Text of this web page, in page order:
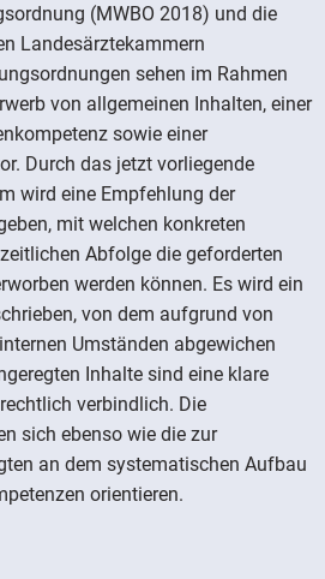
(MWBO 2018) und die
Landesärztekammern
sehen im Rahmen
von allgemeinen Inhalten, einer
sowie einer
Durch das jetzt vorliegende
wird eine Empfehlung der
mit welchen konkreten
Abfolge die geforderten
werden können. Es wird ein
von dem aufgrund von
Umständen abgewichen
Inhalte sind eine klare
verbindlich. Die
sich ebenso wie die zur
an dem systematischen Aufbau
orientieren.